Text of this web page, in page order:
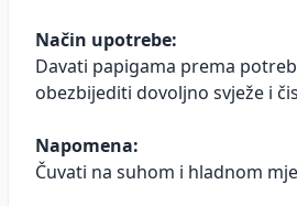
Način upotrebe:
Davati papigama prema
obezbijediti dovoljno svježe i
Napomena:
Čuvati na suhom i hladnom